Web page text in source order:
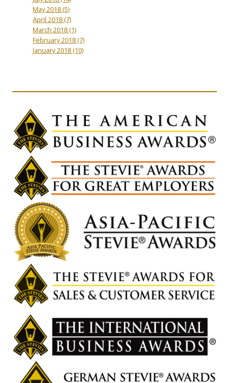
May 2018(5)
April 2018(7)
March 2018(1)
February 2018(7)
January 2018(10)